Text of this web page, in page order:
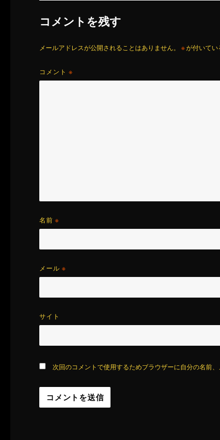
コメントを残す
メールアドレスが公開されることはありません。 ※が付いてい
コメント※
名前※
メール※
サイト
次回のコメントで使用するためブラウザーに自分の名前、